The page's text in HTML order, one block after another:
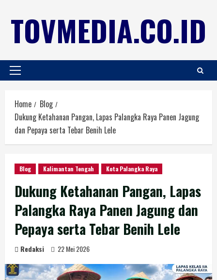
TOVMEDIA.CO.ID
Home
Blog
Dukung Ketahanan Pangan, Lapas Palangka Raya Panen Jagung
dan Pepaya serta Tebar Benih Lele
Blog Kalimantan Tengah Kota Palangka Raya
Dukung Ketahanan Pangan, Lapas
Palangka Raya Panen Jagung dan
Pepaya serta Tebar Benih Lele
Redaksi 22 Mei 2026